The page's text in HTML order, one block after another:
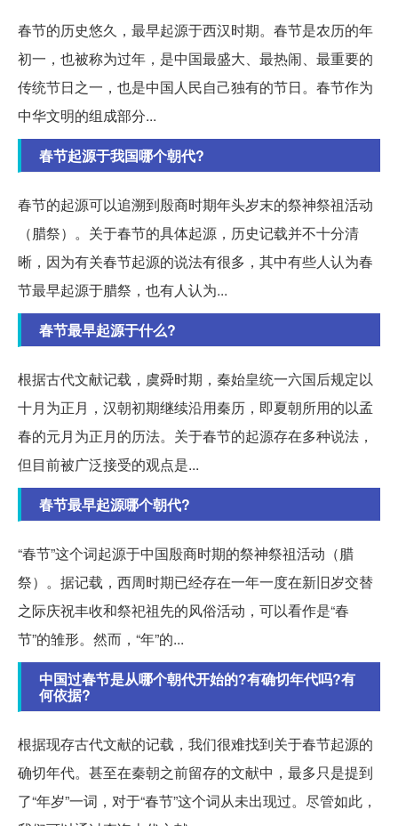
春节的历史悠久，最早起源于西汉时期。春节是农历的年
初一，也被称为过年，是中国最盛大、最热闹、最重要的
传统节日之一，也是中国人民自己独有的节日。春节作为
中华文明的组成部分...
春节起源于我国哪个朝代?
春节的起源可以追溯到殷商时期年头岁末的祭神祭祖活动
（腊祭）。关于春节的具体起源，历史记载并不十分清
晰，因为有关春节起源的说法有很多，其中有些人认为春
节最早起源于腊祭，也有人认为...
春节最早起源于什么?
根据古代文献记载，虞舜时期，秦始皇统一六国后规定以
十月为正月，汉朝初期继续沿用秦历，即夏朝所用的以孟
春的元月为正月的历法。关于春节的起源存在多种说法，
但目前被广泛接受的观点是...
春节最早起源哪个朝代?
“春节”这个词起源于中国殷商时期的祭神祭祖活动（腊
祭）。据记载，西周时期已经存在一年一度在新旧岁交替
之际庆祝丰收和祭祀祖先的风俗活动，可以看作是“春
节”的雏形。然而，“年”的...
中国过春节是从哪个朝代开始的?有确切年代吗?有
何依据?
根据现存古代文献的记载，我们很难找到关于春节起源的
确切年代。甚至在秦朝之前留存的文献中，最多只是提到
了“年岁”一词，对于“春节”这个词从未出现过。尽管如此，